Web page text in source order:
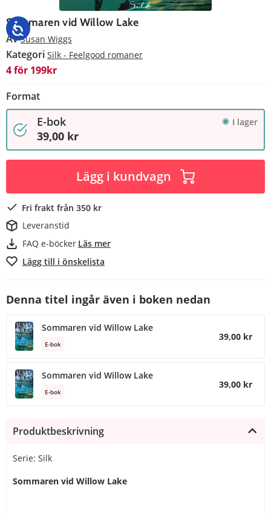
Sommaren vid Willow Lake
AvSusan Wiggs
Kategori Silk - Feelgood romaner
4 för 199kr
Format
E-bok I lager
39,00 kr
Lägg i kundvagn
Fri frakt från 350 kr
Leveranstid
FAQ e-böcker Läs mer
Lägg till i önskelista
Denna titel ingår även i boken nedan
Sommaren vid Willow Lake
E-bok
39,00 kr
Sommaren vid Willow Lake
E-bok
39,00 kr
Produktbeskrivning
Serie: Silk
Sommaren vid Willow Lake